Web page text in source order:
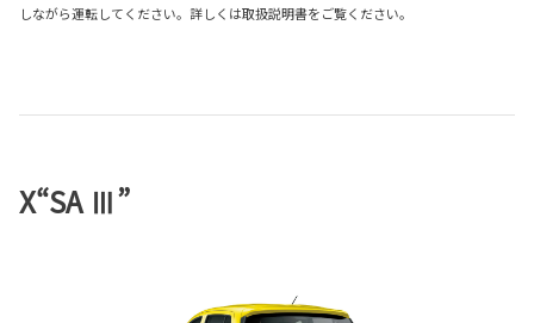
しながら運転してください。詳しくは取扱説明書をご覧ください。
X“SA Ⅲ”